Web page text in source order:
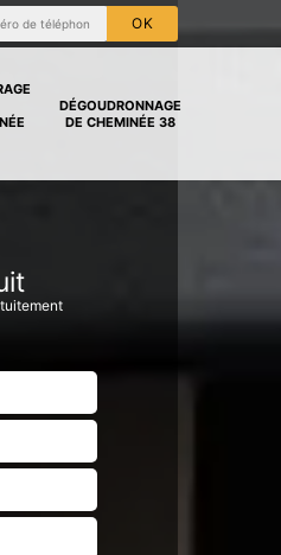
DÉGOUDRONNAGE
DE CHEMINÉE 38